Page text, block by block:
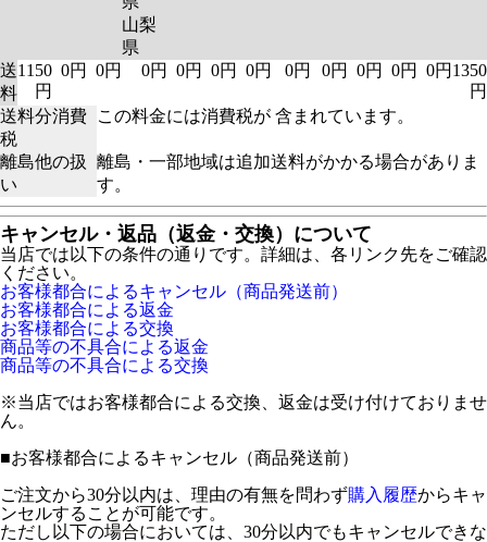
山梨
県
送
料
1150
円
0円 0円 0円 0円 0円 0円 0円 0円 0円 0円 0円 1350
円
送料分消費
税
この料金には消費税が 含まれています。
離島他の扱
い
離島・一部地域は追加送料がかかる場合がありま
す。
キャンセル・返品（返金・交換）について
当店では以下の条件の通りです。詳細は、各リンク先をご確認
ください。
お客様都合によるキャンセル（商品発送前）
お客様都合による返金
お客様都合による交換
商品等の不具合による返金
商品等の不具合による交換
※当店ではお客様都合による交換、返金は受け付けておりませ
ん。
■お客様都合によるキャンセル（商品発送前）
ご注文から30分以内は、理由の有無を問わず購入履歴からキャ
ンセルすることが可能です。
ただし以下の場合においては、30分以内でもキャンセルできな